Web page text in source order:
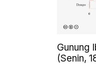
Gunung
(Senin,